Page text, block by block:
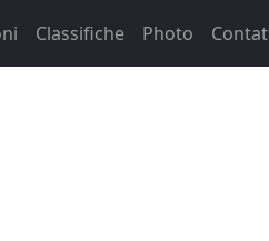
Classifiche Photo